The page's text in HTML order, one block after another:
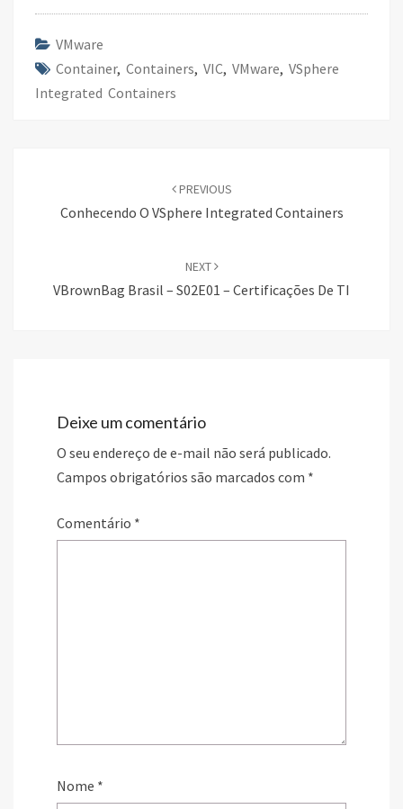
o
o
k
er dI e
VMware
Container, Containers, VIC, VMware, VSphere
Integrated Containers
PREVIOUS
Conhecendo O VSphere Integrated Containers
NEXT
VBrownBag Brasil – S02E01 – Certificações De TI
Deixe um comentário
O seu endereço de e-mail não será publicado.
Campos obrigatórios são marcados com *
Comentário *
Nome *